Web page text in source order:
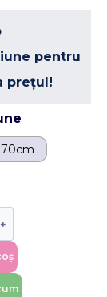
pentru
prețul!